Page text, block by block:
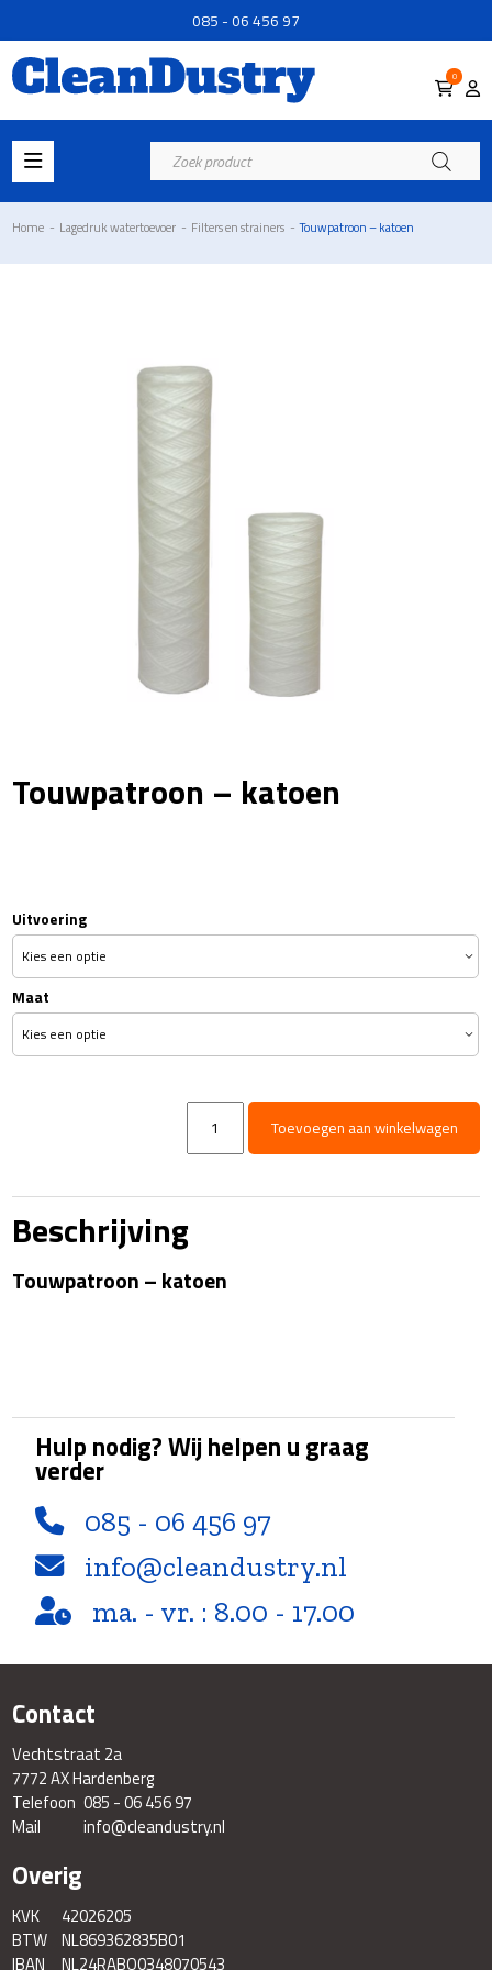
085 - 06 456 97
0
Producten
zoeken
Home - Lagedruk watertoevoer - Filters en strainers - Touwpatroon – katoen
Touwpatroon – katoen
Uitvoering
Maat
Touwpatroon
katoen
Toevoegen aan winkelwagen
Beschrijving
Touwpatroon – katoen
Hulp nodig? Wij helpen u graag
verder
085 - 06 456 97
info@cleandustry.nl
ma. - vr. : 8.00 - 17.00
Contact
Vechtstraat 2a
7772 AX Hardenberg
Telefoon 085 - 06 456 97
Mail
info@cleandustry.nl
Overig
KVK
42026205
BTW NL869362835B01
IBAN
NL24RABO0348070543